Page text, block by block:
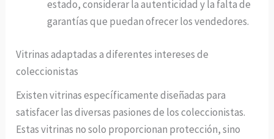
estado, considerar la autenticidad y la falta de
garantías que puedan ofrecer los vendedores.
Vitrinas adaptadas a diferentes intereses de
coleccionistas
Existen vitrinas específicamente diseñadas para
satisfacer las diversas pasiones de los coleccionistas.
Estas vitrinas no solo proporcionan protección, sino